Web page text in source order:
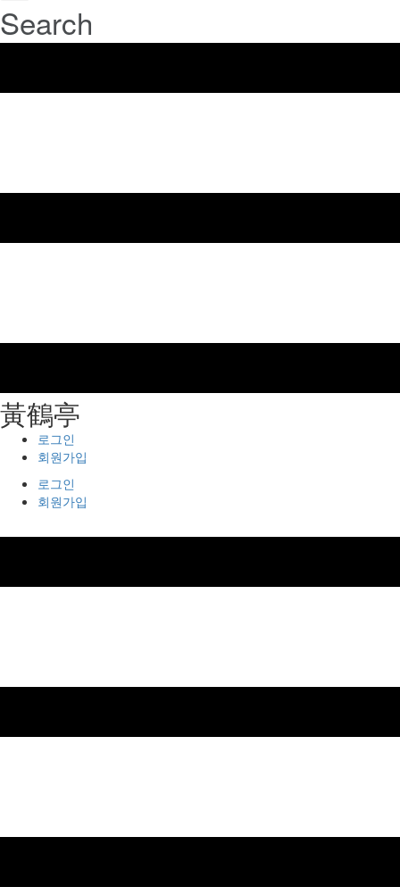
Search
⿈鶴亭
로그인
회원가입
로그인
회원가입